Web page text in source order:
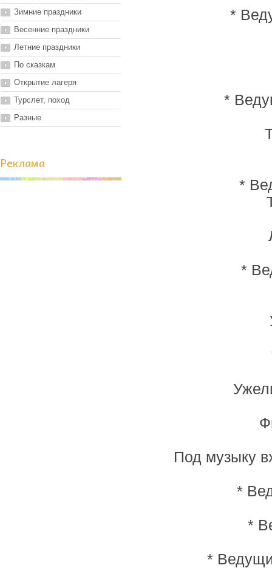
Зимние праздники
Весенние праздники
Летние праздники
По сказкам
Открытие лагеря
Турслет, поход
Разные
Реклама
*
*
*
*
Под музыку
*
*
*